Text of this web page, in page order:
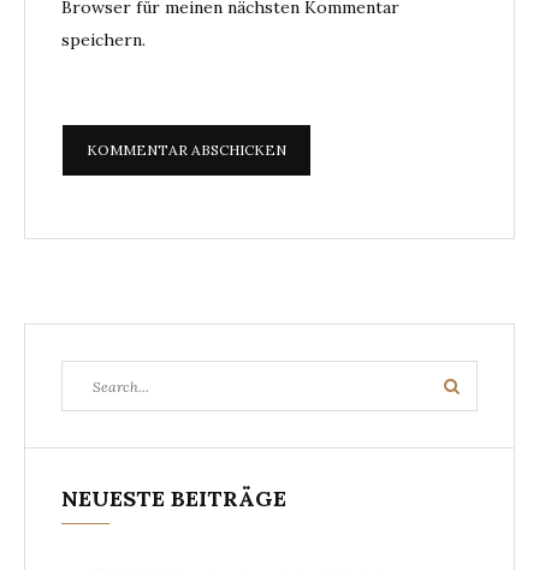
Browser für meinen nächsten Kommentar
speichern.
for:
Search
NEUESTE BEITRÄGE